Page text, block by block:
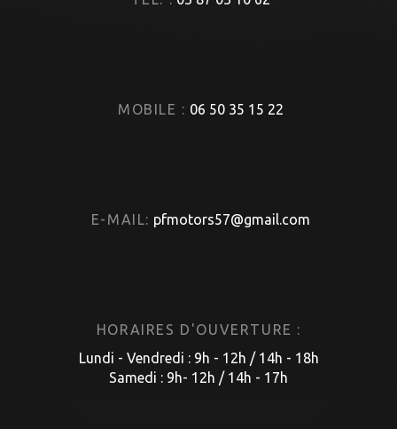
MOBILE : 06 50 35 15 22
E-MAIL: pfmotors57@gmail.com
HORAIRES D'OUVERTURE :
Lundi - Vendredi : 9h - 12h / 14h - 18h
Samedi : 9h- 12h / 14h - 17h